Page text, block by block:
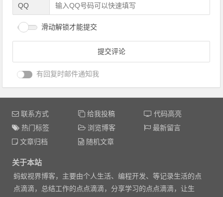
QQ
滑动解锁才能提交
有回复时邮件通知我
联系方式 给我投稿
代码高亮
热门标签
浏览博客
最新留言
文章归档
随机文章
关于本站
蚂蚁视界博客，主要由个人生活、编程开发、等记录生活的点
点滴滴，总结工作的点点滴滴，分享学习的点点滴滴，让生